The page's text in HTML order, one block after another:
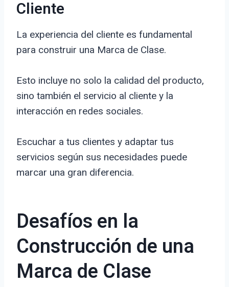
Cliente
La experiencia del cliente es fundamental
para construir una Marca de Clase.
Esto incluye no solo la calidad del producto,
sino también el servicio al cliente y la
interacción en redes sociales.
Escuchar a tus clientes y adaptar tus
servicios según sus necesidades puede
marcar una gran diferencia.
Desafíos en la
Construcción de una
Marca de Clase